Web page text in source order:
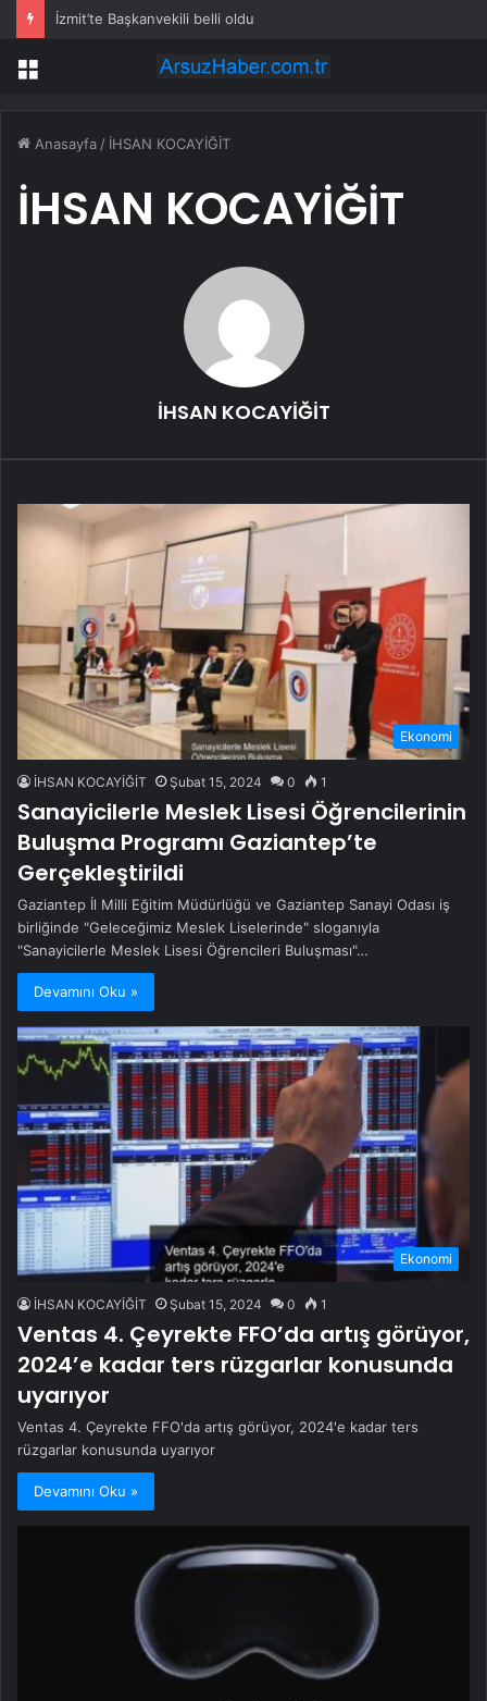
İzmit’te Başkanvekili belli oldu
Menü
Anasayfa / İHSAN KOCAYİĞİT
İHSAN KOCAYİĞİT
İHSAN KOCAYİĞİT
Ekonomi
İHSAN KOCAYİĞİT Şubat 15, 2024 0 1
Sanayicilerle Meslek Lisesi Öğrencilerinin
Buluşma Programı Gaziantep’te
Gerçekleştirildi
Gaziantep İl Milli Eğitim Müdürlüğü ve Gaziantep Sanayi Odası iş
birliğinde "Geleceğimiz Meslek Liselerinde" sloganıyla
"Sanayicilerle Meslek Lisesi Öğrencileri Buluşması"…
Devamını Oku »
Ekonomi
İHSAN KOCAYİĞİT Şubat 15, 2024 0 1
Ventas 4. Çeyrekte FFO’da artış görüyor,
2024’e kadar ters rüzgarlar konusunda
uyarıyor
Ventas 4. Çeyrekte FFO'da artış görüyor, 2024'e kadar ters
rüzgarlar konusunda uyarıyor
Devamını Oku »